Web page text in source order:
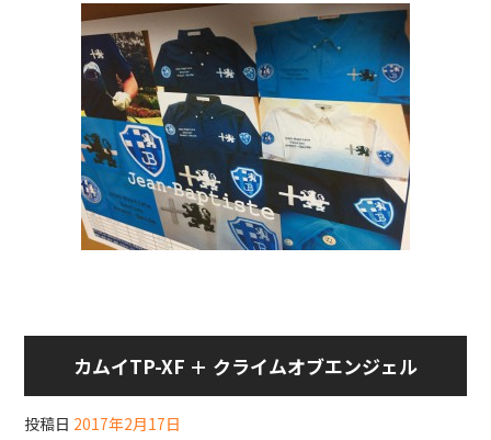
カムイTP-XF ＋ クライムオブエンジェル
投稿日 2017年2月17日